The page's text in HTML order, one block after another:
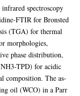
spectroscopy
FTIR for Bronsted
(TGA) for thermal
morphologies,
phase distribution,
TPD) for acidic
composition. The as-
oil (WCO) in a Parr